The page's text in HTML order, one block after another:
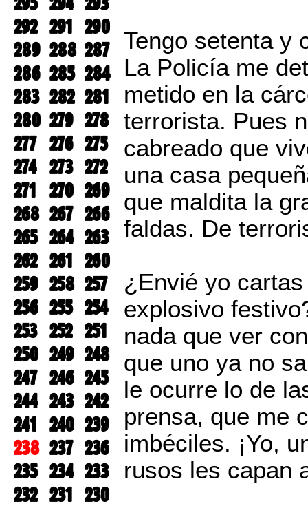
292 291 290
289 288 287
286 285 284
283 282 281
280 279 278
277 276 275
274 273 272
271 270 269
268 267 266
265 264 263
262 261 260
259 258 257
256 255 254
253 252 251
250 249 248
247 246 245
244 243 242
241 240 239
238 237 236
235 234 233
232 231 230
Tengo setenta y
La Policía me
metido en la
terrorista. Pues
cabreado que
una casa
que maldita la
faldas. De
¿Envié yo
explosivo
nada que ver
que uno ya no
le ocurre lo de
prensa, que me
imbéciles. ¡Yo,
rusos les capan